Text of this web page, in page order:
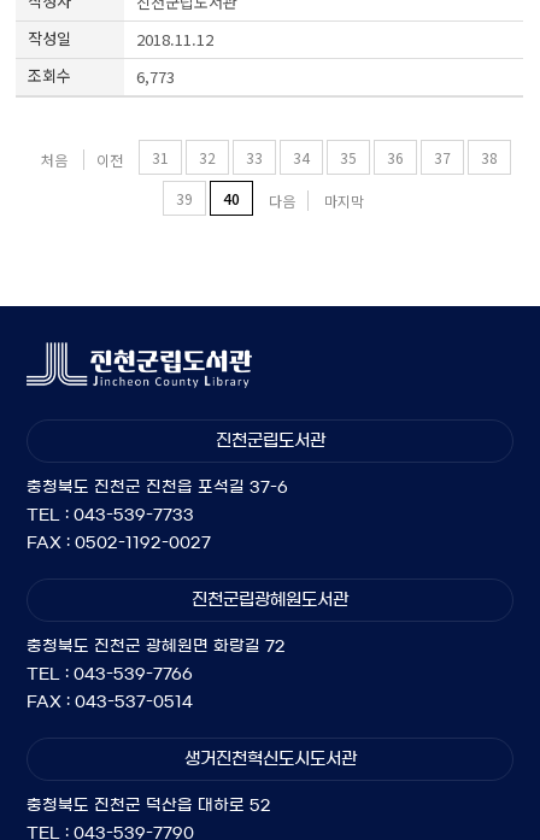
2018.11.12
6,773
처음 이전 31 32 33 34 35 36 37
38
39
40 다음 마지막
진천군립도서관
충청북도 진천군 진천읍 포석길 37-6
TEL : 043-539-7733
FAX : 0502-1192-0027
진천군립광혜원도서관
충청북도 진천군 광혜원면 화랑길 72
TEL : 043-539-7766
FAX : 043-537-0514
생거진천혁신도시도서관
충청북도 진천군 덕산읍 대하로 52
TEL : 043-539-7790